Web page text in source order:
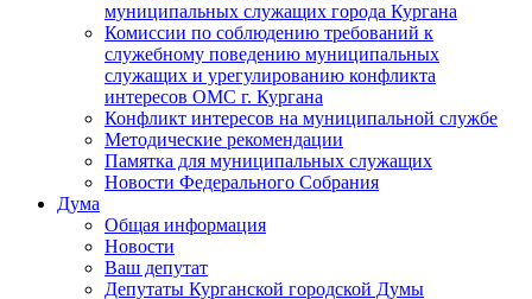
муниципальных служащих города Кургана
Комиссии по соблюдению требований к
служебному поведению муниципальных
служащих и урегулированию конфликта
интересов ОМС г. Кургана
Конфликт интересов на муниципальной службе
Методические рекомендации
Памятка для муниципальных служащих
Новости Федерального Cобрания
Дума
Общая информация
Новости
Ваш депутат
Депутаты Курганской городской Думы